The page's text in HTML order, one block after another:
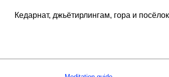
Кедарнат, джьётирлингам, гора и